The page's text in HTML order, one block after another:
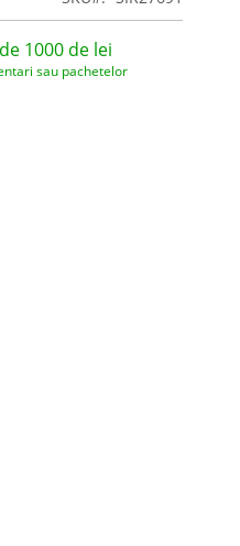
1000 de lei
sau pachetelor